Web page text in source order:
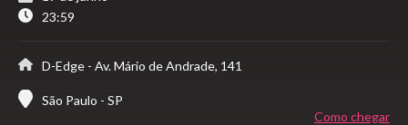
23:59
D-Edge - Av. Mário de Andrade, 141
São Paulo - SP
Como chegar